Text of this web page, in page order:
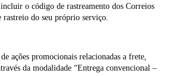
o código de rastreamento dos Correios
rastreio do seu próprio serviço.
ações promocionais relacionadas a frete,
da modalidade “Entrega convencional –